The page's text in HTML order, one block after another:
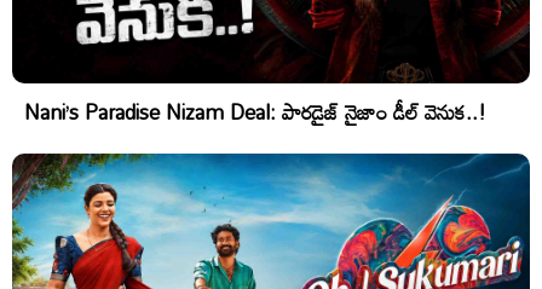
Nani’s Paradise Nizam Deal: పారడైజ్ నైజాం డీల్ వెనుక..!